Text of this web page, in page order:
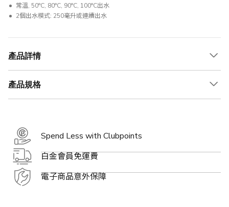
常溫, 50°C, 80°C, 90°C, 100°C出水
2個出水模式: 250毫升或連續出水
產品詳情
產品規格
Spend Less with Clubpoints
白金會員免運費
電子商品意外保障